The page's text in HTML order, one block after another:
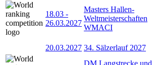
18.03 -
26.03.2027
Masters Hallen-
Weltmeisterschaften
WMACI
20.03.2027 34. Sälzerlauf 2027
DM Langstrecke und